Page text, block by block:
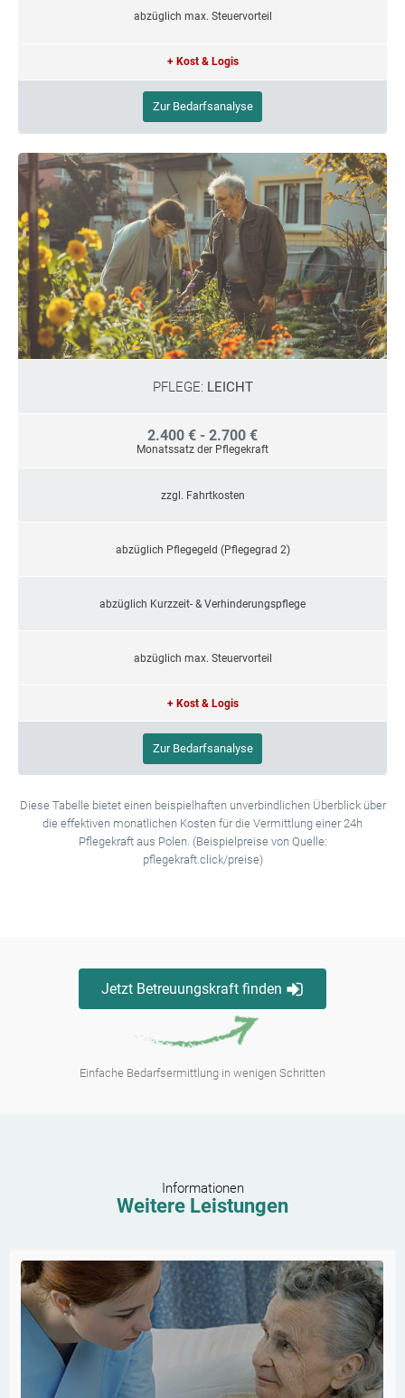
abzüglich max. Steuervorteil
+ Kost & Logis
Zur Bedarfsanalyse
PFLEGE: LEICHT
2.400 € - 2.700 €
Monatssatz der Pflegekraft
zzgl. Fahrtkosten
abzüglich Pflegegeld (Pflegegrad 2)
abzüglich Kurzzeit- & Verhinderungspflege
abzüglich max. Steuervorteil
+ Kost & Logis
Zur Bedarfsanalyse
Diese Tabelle bietet einen beispielhaften unverbindlichen Überblick über
die effektiven monatlichen Kosten für die Vermittlung einer 24h
Pflegekraft aus Polen. (Beispielpreise von Quelle:
pflegekraft.click/preise)
Jetzt Betreuungskraft finden
Einfache Bedarfsermittlung in wenigen Schritten
Informationen
Weitere Leistungen